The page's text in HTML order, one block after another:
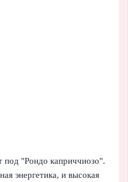
под "Рондо каприччиозо".
энергетика, и высокая